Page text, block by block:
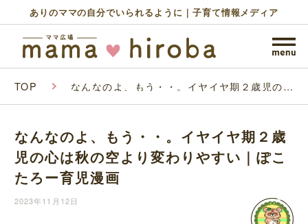
ありのママの自分でいられるように｜子育て情報メディア
TOP なんなのよ、もう・・。イヤイヤ期２歳児の心
画
なんなのよ、もう・・。イヤイヤ期２歳
児の心は秋の空より変わりやすい｜ぽこ
たろー育児漫画
2023年11月12日